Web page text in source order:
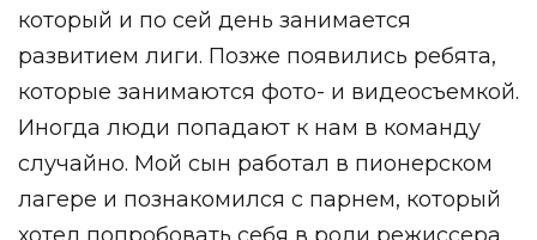
который и по сей день занимается
развитием лиги. Позже появились ребята,
которые занимаются фото- и видеосъемкой.
Иногда люди попадают к нам в команду
случайно. Мой сын работал в пионерском
лагере и познакомился с парнем, который